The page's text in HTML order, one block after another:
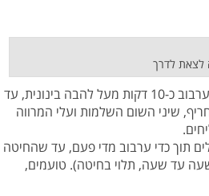
לצאת לדרך
+ מחממים שמן זית בסיר כבד. מאדים את הבצל והגזר תוך כדי ערבוב כ-10 דקות מעל להבה בינונית, עד
שיני השום השלמות ועלי המרווה
תוך כדי ערבוב מדי פעם, עד שהחיטה
עד שעה, תלוי בחיטה). טועמים,